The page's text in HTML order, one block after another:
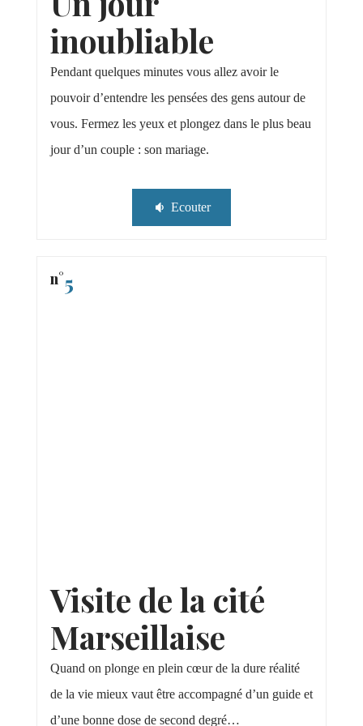
inoubliable
Pendant quelques minutes vous allez avoir le
pouvoir d’entendre les pensées des gens autour de
vous. Fermez les yeux et plongez dans le plus beau
jour d’un couple : son mariage.
Ecouter
n°5
Visite de la cité
Marseillaise
Quand on plonge en plein cœur de la dure réalité
de la vie mieux vaut être accompagné d’un guide et
d’une bonne dose de second degré…